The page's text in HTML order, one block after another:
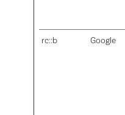
rc::b Google